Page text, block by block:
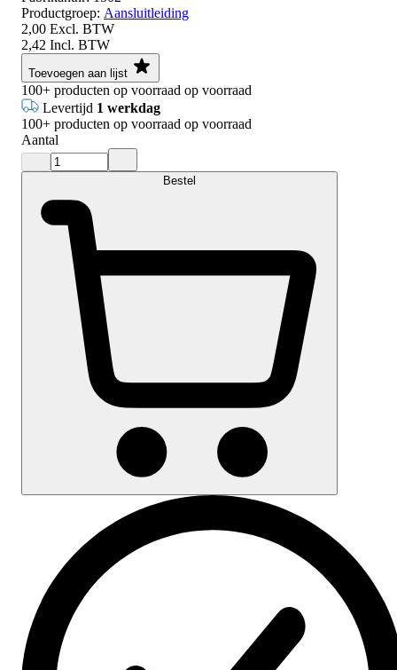
Productgroep: Aansluitleiding
2,00 Excl. BTW
2,42 Incl. BTW
Toevoegen aan lijst
100+ producten op voorraad op voorraad
Levertijd 1 werkdag
100+ producten op voorraad op voorraad
Aantal
Bestel